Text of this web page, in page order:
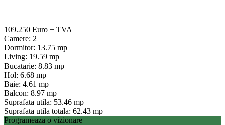
109.250 Euro + TVA
Camere: 2
Dormitor: 13.75 mp
Living: 19.59 mp
Bucatarie: 8.83 mp
Hol: 6.68 mp
Baie: 4.61 mp
Balcon: 8.97 mp
Suprafata utila: 53.46 mp
Suprafata utila totala: 62.43 mp
Programeaza o vizionare